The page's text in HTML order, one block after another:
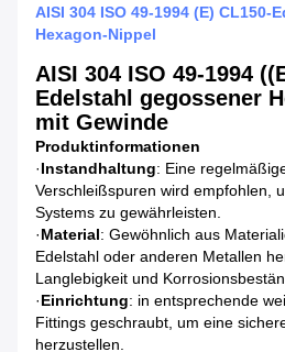
AISI 304 ISO 49-1994 (E)
Hexagon-Nippel
AISI 304 ISO 49-1994
Edelstahl gegossener
mit Gewinde
Produktinformationen
·Instandhaltung: Eine
Verschleißspuren wird empfohlen,
Systems zu gewährleisten.
·Material: Gewöhnlich aus
Edelstahl oder anderen Metallen
Langlebigkeit und
·Einrichtung: in entsprechende
Fittings geschraubt, um eine
herzustellen.